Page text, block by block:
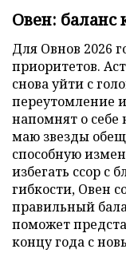
Овен: баланс
Для Овнов 2026
приоритетов.
снова уйти с
переутомление
напомнят о
маю звезды
способную
избегать ссор с
гибкости, Овен
правильный
поможет
концу года с